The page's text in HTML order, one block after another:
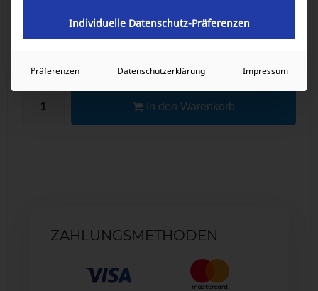
In den Warenkorb
ZAHLUNGSMETHODEN
Individuelle Datenschutz-Präferenzen
Präferenzen Datenschutzerklärung Impressum